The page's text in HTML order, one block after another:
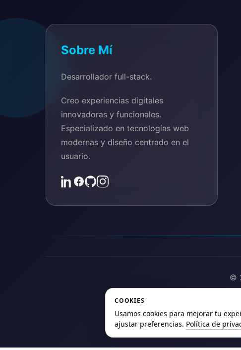
Sobre Mí
Desarrollador full-stack.
Creo experiencias digitales
innovadoras y funcionales.
Especializado en tecnologías web
modernas y diseño centrado en el
usuario.
©
COOKIES
Usamos cookies para mejorar tu
ajustar preferencias. Política de